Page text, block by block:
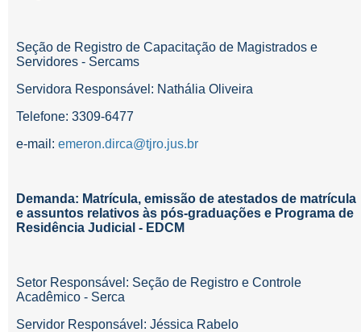
Seção de Registro de Capacitação de Magistrados e
Servidores - Sercams
Servidora Responsável: Nathália Oliveira
Telefone: 3309-6477
e-mail: emeron.dirca@tjro.jus.br
Demanda: Matrícula, emissão de atestados de matrícula
e assuntos relativos às pós-graduações e Programa de
Residência Judicial - EDCM
Setor Responsável: Seção de Registro e Controle
Acadêmico - Serca
Servidor Responsável: Jéssica Rabelo